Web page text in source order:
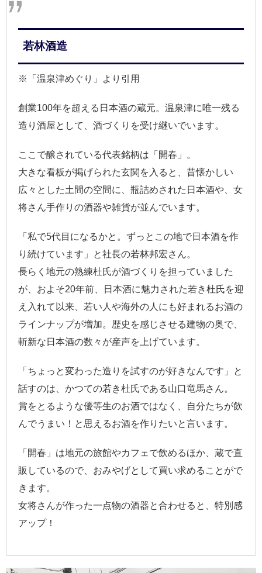
若林酒造
※「温泉津めぐり」より引用
創業100年を超える日本酒の蔵元。温泉津に唯一残る
造り酒屋として、酒づくりを受け継いでいます。
ここで醸されている代表銘柄は「開春」。
大きな看板が掲げられた玄関を入ると、昔懐かしい
広々とした土間の空間に、瓶詰めされた日本酒や、女
将さん手作りの酒器や雑貨が並んでいます。
「私で5代目になるかと。ずっとこの地で日本酒を作
り続けています」と社長の若林邦宏さん。
長らく地元の熟練杜氏が酒づくりを担っていました
が、およそ20年前、日本酒に魅力された若き杜氏を迎
え入れて以来、若い人や海外の人にも好まれるお酒の
ラインナップが増加。歴史を感じさせる建物の奥で、
斬新な日本酒の数々が産声を上げています。
「ちょっと変わった造りを試すのが好きなんです」と
話すのは、かつての若き杜氏である山口竜馬さん。
賞をとるような優等生のお酒ではなく、自分たちが飲
んでうまい！と思えるお酒を作りたいと言います。
「開春」は地元の旅館やカフェで飲めるほか、蔵で直
販しているので、おみやげとして買い求めることがで
きます。
女将さんが作った一点物の酒器と合わせると、特別感
アップ！